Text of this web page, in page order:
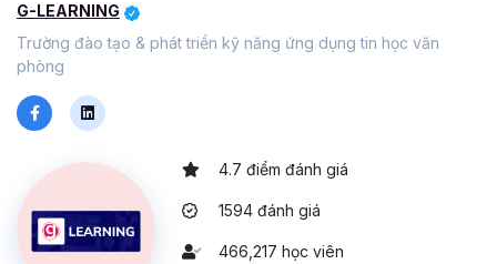
G-LEARNING
Trường đào tạo & phát triển kỹ năng ứng dụng tin học văn
phòng
4.7 điểm đánh giá
1594 đánh giá
466,217 học viên